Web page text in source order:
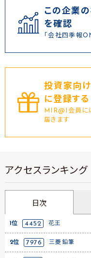
この企業
を確認
「会社四季報
投資家向
に登録する
MIR@I会員に
届きます
アクセスランキング
日次
1位 4452 花王
2位 7976 三菱鉛筆